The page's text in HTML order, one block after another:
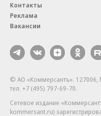
Контакты
Реклама
Вакансии
© АО «Коммерсантъ». 127006,
тел. +7 (495) 797-69-70.
Сетевое издание
kommersant.ru)